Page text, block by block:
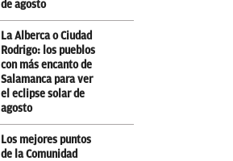
de agosto
La Alberca o Ciudad
Rodrigo: los pueblos
con más encanto de
Salamanca para ver
el eclipse solar de
agosto
Los mejores puntos
de la Comunidad